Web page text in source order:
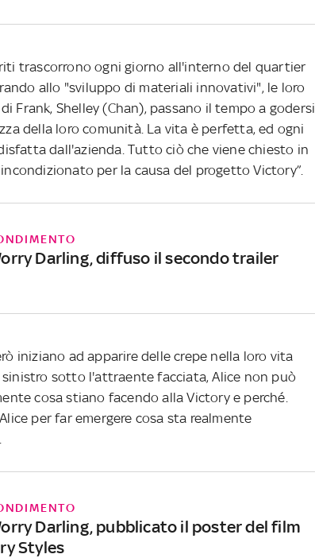
trascorrono ogni giorno all'interno del quartier
allo "sviluppo di materiali innovativi", le loro
Frank, Shelley (Chan), passano il tempo a godersi
della loro comunità. La vita è perfetta, ed ogni
dall'azienda. Tutto ciò che viene chiesto in
per la causa del progetto Victory”.
Darling, diffuso il secondo trailer
iniziano ad apparire delle crepe nella loro vita
sotto l'attraente facciata, Alice non può
cosa stiano facendo alla Victory e perché.
per far emergere cosa sta realmente
Darling, pubblicato il poster del film
Styles